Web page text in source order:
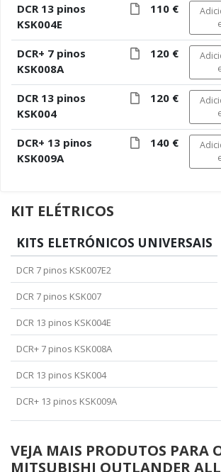
DCR 13 pinos
KSK004E
110 €
DCR+ 7 pinos
KSK008A
120 €
DCR 13 pinos
KSK004
120 €
DCR+ 13 pinos
KSK009A
140 €
KIT ELÉTRICOS
KITS ELETRÓNICOS UNIVERSAIS
DCR 7 pinos KSK007E2
DCR 7 pinos KSK007
DCR 13 pinos KSK004E
DCR+ 7 pinos KSK008A
DCR 13 pinos KSK004
DCR+ 13 pinos KSK009A
VEJA MAIS PRODUTOS PARA
MITSUBISHI OUTLANDER